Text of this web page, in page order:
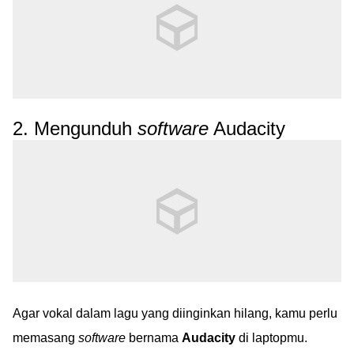
2. Mengunduh software Audacity
Agar vokal dalam lagu yang diinginkan hilang, kamu perlu
memasang software bernama Audacity di laptopmu.